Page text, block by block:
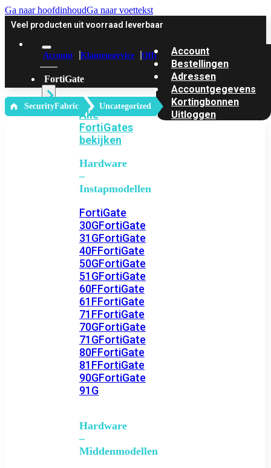
Ga naar hoofdinhoudGa naar voettekst
Veel producten uit voorraad leverbaar
Account Klantenservice Offerte
FortiGate
Alle
FortiGates
bekijken
Hardware
–
Instapmodellen
FortiGate
30GFortiGate
31GFortiGate
40FFortiGate
50GFortiGate
51GFortiGate
60FFortiGate
61FFortiGate
71FFortiGate
70GFortiGate
71GFortiGate
80FFortiGate
81FFortiGate
90GFortiGate
91G
Hardware
–
Middenmodellen
Account
Bestellingen
Adressen
Accountgegevens
Kortingbonnen
Uitloggen
‎ SecurityFabric Uncategorized